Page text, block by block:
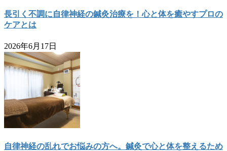
長引く不調に自律神経の鍼灸治療を！心と体を癒やすプロの
ケアとは
2026年6月17日
自律神経の乱れでお悩みの方へ。鍼灸で心と体を整えるため